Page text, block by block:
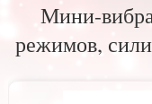
Мини-
режимов,